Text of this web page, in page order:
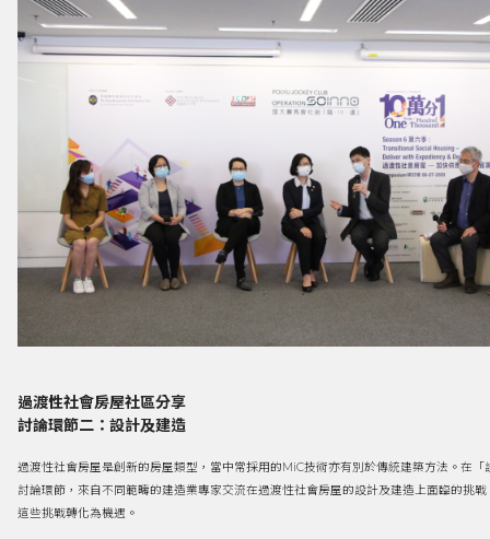
過渡性社會房屋社區分享
討論環節二：設計及建造
過渡性社會房屋是創新的房屋類型，當中常採用的MiC技術亦有別於傳統建築方法。在「
討論環節，來自不同範疇的建造業專家交流在過渡性社會房屋的設計及建造上面臨的挑
這些挑戰轉化為機遇。